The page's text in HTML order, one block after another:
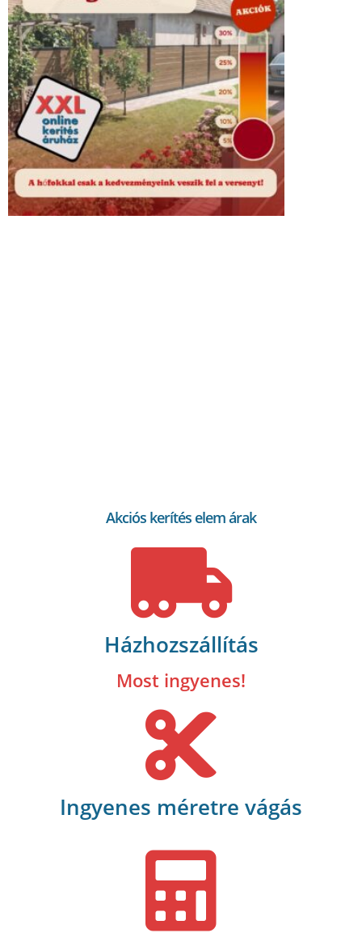
Akciós kerítés elem árak
Házhozszállítás
Most ingyenes!
Ingyenes méretre vágás